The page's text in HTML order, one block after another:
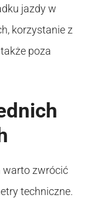
jazdy w
korzystanie z
poza
warto zwrócić
techniczne.